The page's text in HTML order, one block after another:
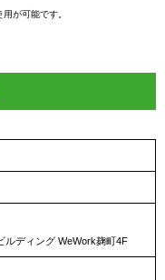
が可能です。
ルディング WeWork麹町4F